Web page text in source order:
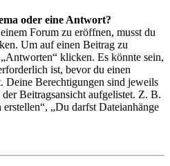
oder eine Antwort?
Forum zu eröffnen, musst du
Um auf einen Beitrag zu
klicken. Es könnte sein,
ist, bevor du einen
Deine Berechtigungen sind jeweils
Beitragsansicht aufgelistet. Z. B.
„Du darfst Dateianhänge